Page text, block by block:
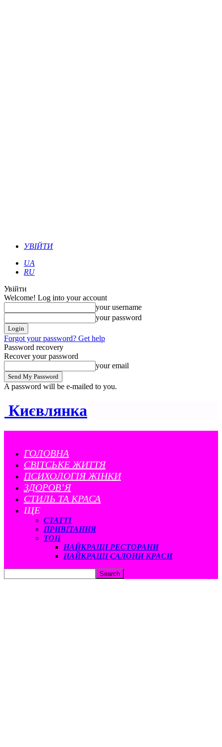
УВІЙТИ
UA
RU
Увійти
Welcome! Log into your account
your username
your password
Forgot your password? Get help
Password recovery
Recover your password
your email
A password will be e-mailed to you.
Києвлянка
ГОЛОВНА
CВІТСЬКЕ ЖИТТЯ
ПСИХОЛОГІЯ ЖІНКИ
ЗДОРОВ’Я
СТИЛЬ ТА КРАСА
ЩЕ
СТАТТІ
ПРИВІТАННЯ
ТОП
НАЙКРАЩІ РЕСТОРАНИ
НАЙКРАЩІ САЛОНИ КРАСИ